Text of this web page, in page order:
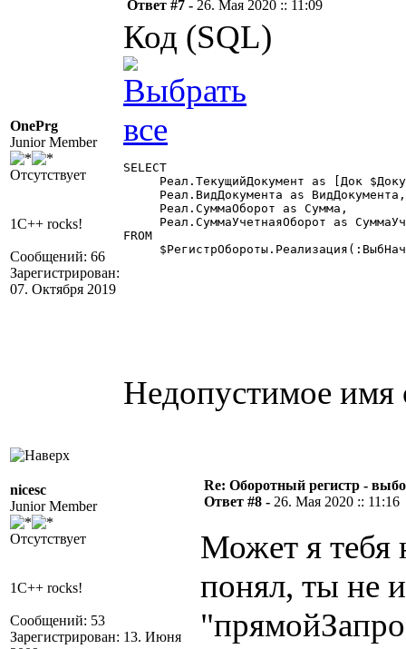
OnePrg
Junior Member
Отсутствует
1C++ rocks!
Сообщений: 66
Зарегистрирован:
07. Октября 2019
Ответ #7 - 26. Мая 2020 :: 11:09
Код (SQL)
SELECT
Реал.ТекущийДокумент as [Док
     Реал.ВидДокумента as ВидДокумента,
     Реал.СуммаОборот as Сумма,
Реал.СуммаУчетнаяОборот as
FROM
Недопустимое
nicesc
Junior Member
Отсутствует
1C++ rocks!
Сообщений: 53
Зарегистрирован: 13. Июня
Re: Оборотный регистр -
Ответ #8 - 26. Мая 2020 :: 11:16
Может я тебя
понял, ты не